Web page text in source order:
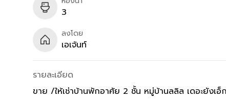
3
ลงโดย
เอเจ้นท์
รายละเอียด
ขาย /ให้เช่าบ้านพักอาศัย 2 ชั้น หมู่บ้านลลิล เดอะยัง